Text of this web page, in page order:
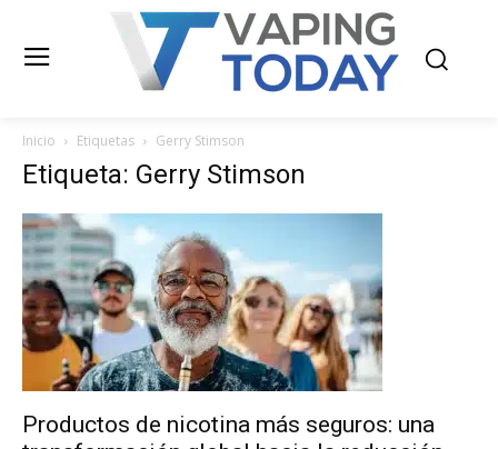
Inicio Etiquetas Gerry Stimson
Etiqueta: Gerry Stimson
Productos de nicotina más seguros: una